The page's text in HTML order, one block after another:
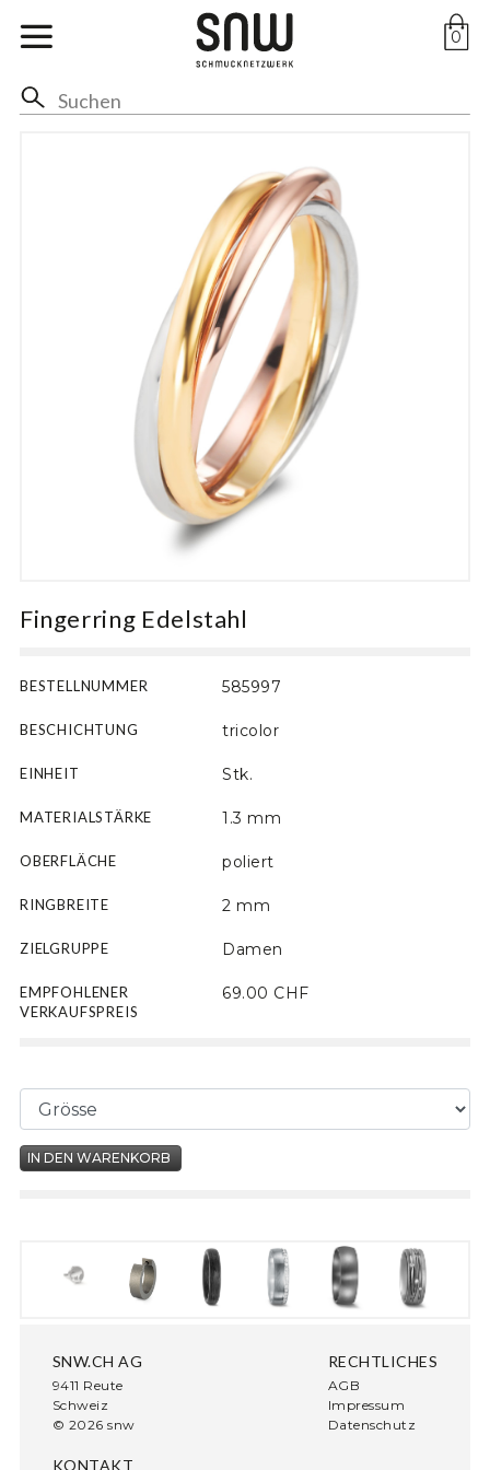
Marken
Anhänger
Ringe
Arm
Fuss
Braut
Motiv
0
Fingerring Edelstahl
BESTELLNUMMER 585997
BESCHICHTUNG tricolor
EINHEIT Stk.
MATERIALSTÄRKE 1.3 mm
OBERFLÄCHE poliert
RINGBREITE 2 mm
ZIELGRUPPE Damen
EMPFOHLENER
VERKAUFSPREIS
69.00 CHF
SNW.CH AG
9411 Reute
Schweiz
© 2026 snw
KONTAKT
RECHTLICHES
AGB
Impressum
Datenschutz